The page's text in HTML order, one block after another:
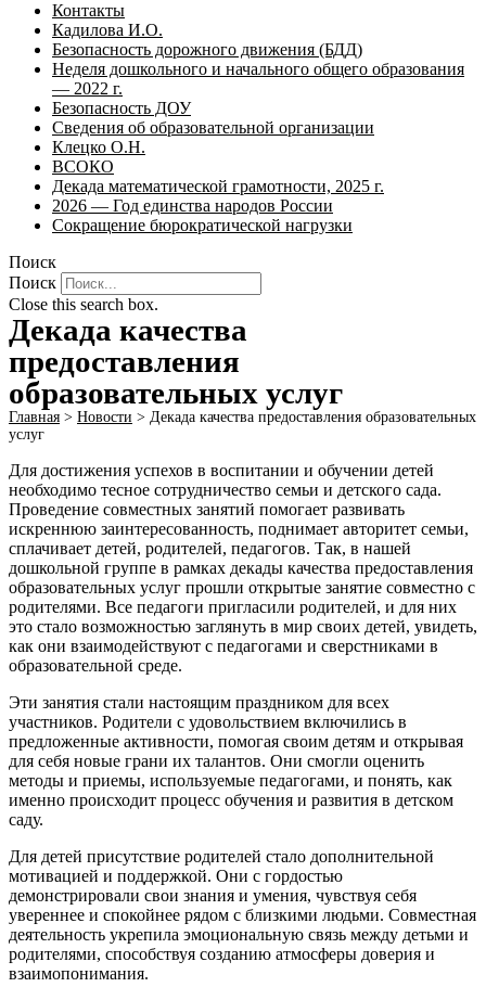
Контакты
Кадилова И.О.
Безопасность дорожного движения (БДД)
Неделя дошкольного и начального общего образования
— 2022 г.
Безопасность ДОУ
Сведения об образовательной организации
Клецко О.Н.
ВСОКО
Декада математической грамотности, 2025 г.
2026 — Год единства народов России
Сокращение бюрократической нагрузки
Поиск
Поиск
Close this search box.
Декада качества
предоставления
образовательных услуг
Главная > Новости > Декада качества предоставления образовательных
услуг
Для достижения успехов в воспитании и обучении детей
необходимо тесное сотрудничество семьи и детского сада.
Проведение совместных занятий помогает развивать
искреннюю заинтересованность, поднимает авторитет семьи,
сплачивает детей, родителей, педагогов. Так, в нашей
дошкольной группе в рамках декады качества предоставления
образовательных услуг прошли открытые занятие совместно с
родителями. Все педагоги пригласили родителей, и для них
это стало возможностью заглянуть в мир своих детей, увидеть,
как они взаимодействуют с педагогами и сверстниками в
образовательной среде.
Эти занятия стали настоящим праздником для всех
участников. Родители с удовольствием включились в
предложенные активности, помогая своим детям и открывая
для себя новые грани их талантов. Они смогли оценить
методы и приемы, используемые педагогами, и понять, как
именно происходит процесс обучения и развития в детском
саду.
Для детей присутствие родителей стало дополнительной
мотивацией и поддержкой. Они с гордостью
демонстрировали свои знания и умения, чувствуя себя
увереннее и спокойнее рядом с близкими людьми. Совместная
деятельность укрепила эмоциональную связь между детьми и
родителями, способствуя созданию атмосферы доверия и
взаимопонимания.